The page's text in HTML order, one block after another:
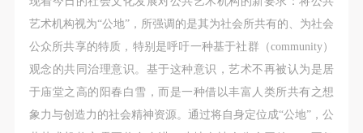
艺术机构视为“公地”，所强调的是其为社会所共有的、为社会
公众所共享的特质，特别是呼吁一种基于社群（community）
观念的共同治理意识。基于这种意识，艺术不再被认为是居
于庙堂之高的阳春白雪，而是一种借以丰富人类所共有之想
象力与创造力的社会精神资源。通过将自身定位成“公地”，公